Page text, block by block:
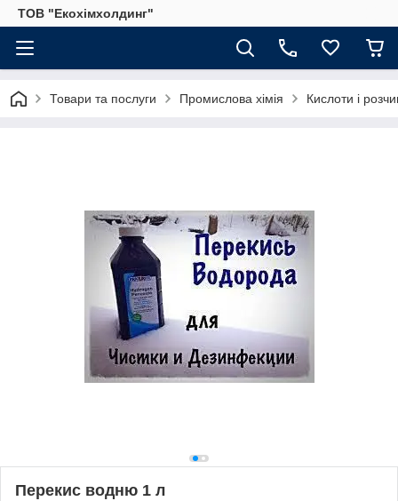
ТОВ "Екохімхолдинг"
Товари та послуги Промислова хімія Кислоти і
Перекис водню 1 л